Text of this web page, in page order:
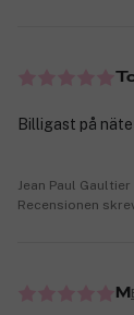
Billigast på
Jean Paul
Recensionen
M